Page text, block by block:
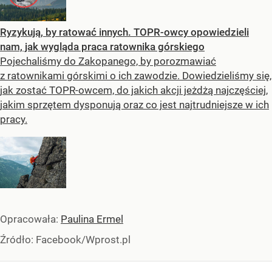
Ryzykują, by ratować innych. TOPR-owcy opowiedzieli
nam, jak wygląda praca ratownika górskiego
Pojechaliśmy do Zakopanego, by porozmawiać
z ratownikami górskimi o ich zawodzie. Dowiedzieliśmy się,
jak zostać TOPR-owcem, do jakich akcji jeżdżą najczęściej,
jakim sprzętem dysponują oraz co jest najtrudniejsze w ich
pracy.
Opracowała: Paulina Ermel
Źródło: Facebook/Wprost.pl